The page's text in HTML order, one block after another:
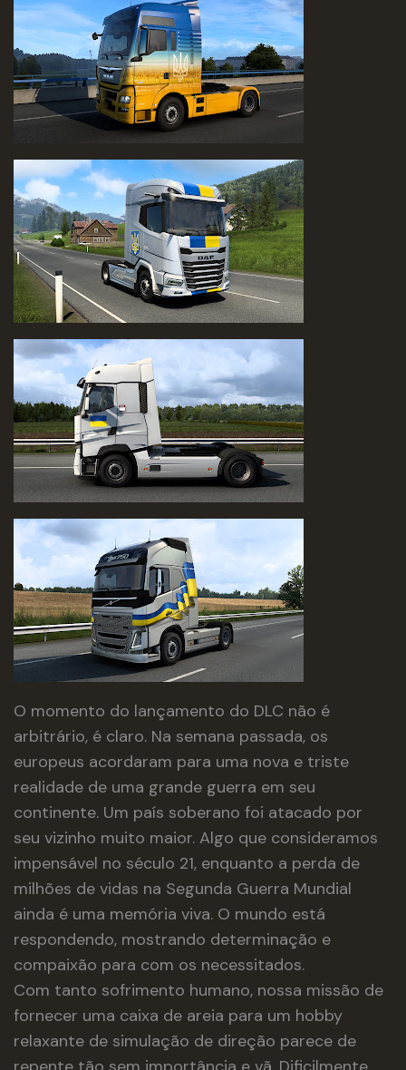
O momento do lançamento do DLC não é
arbitrário, é claro. Na semana passada, os
europeus acordaram para uma nova e triste
realidade de uma grande guerra em seu
continente. Um país soberano foi atacado por
seu vizinho muito maior. Algo que consideramos
impensável no século 21, enquanto a perda de
milhões de vidas na Segunda Guerra Mundial
ainda é uma memória viva. O mundo está
respondendo, mostrando determinação e
compaixão para com os necessitados.
Com tanto sofrimento humano, nossa missão de
fornecer uma caixa de areia para um hobby
relaxante de simulação de direção parece de